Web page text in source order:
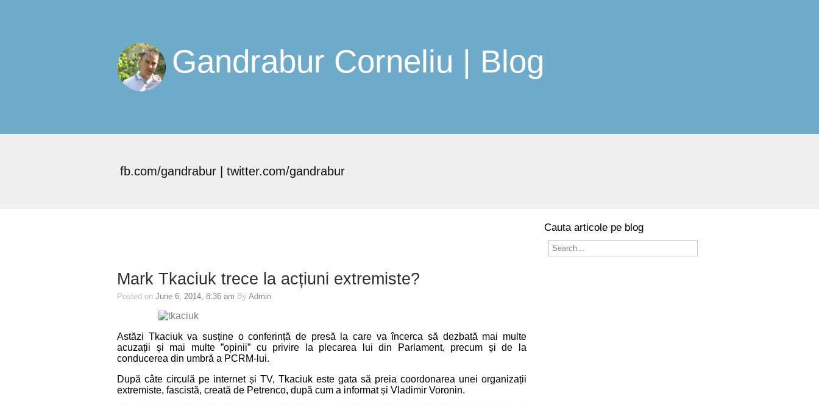
Gandrabur Corneliu | Blog
fb.com/gandrabur | twitter.com/gandrabur
Mark Tkaciuk trece la acțiuni extremiste?
Posted on June 6, 2014, 8:36 am By Admin
Astăzi Tkaciuk va susține o conferință de presă la care va încerca să dezbată mai multe
acuzații și mai multe ”opinii” cu privire la plecarea lui din Parlament, precum și de la
conducerea din umbră a PCRM-lui.
După câte circulă pe internet și TV, Tkaciuk este gata să preia coordonarea unei organizații
extremiste, fascistă, creată de Petrenco, după cum a informat și Vladimir Voronin.
Cauta articole pe blog